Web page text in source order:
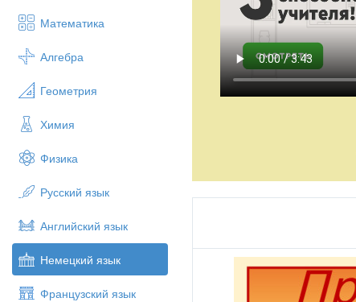
Математика
Алгебра
Геометрия
Химия
Физика
Русский язык
Английский язык
Немецкий язык
Французский язык